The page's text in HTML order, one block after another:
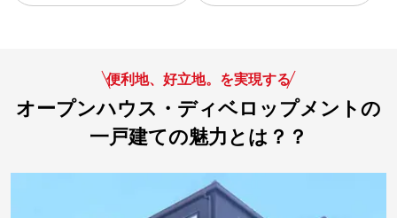
便利地、好立地。を実現する
オープンハウス・ディベロップメントの
一戸建ての魅力とは？？